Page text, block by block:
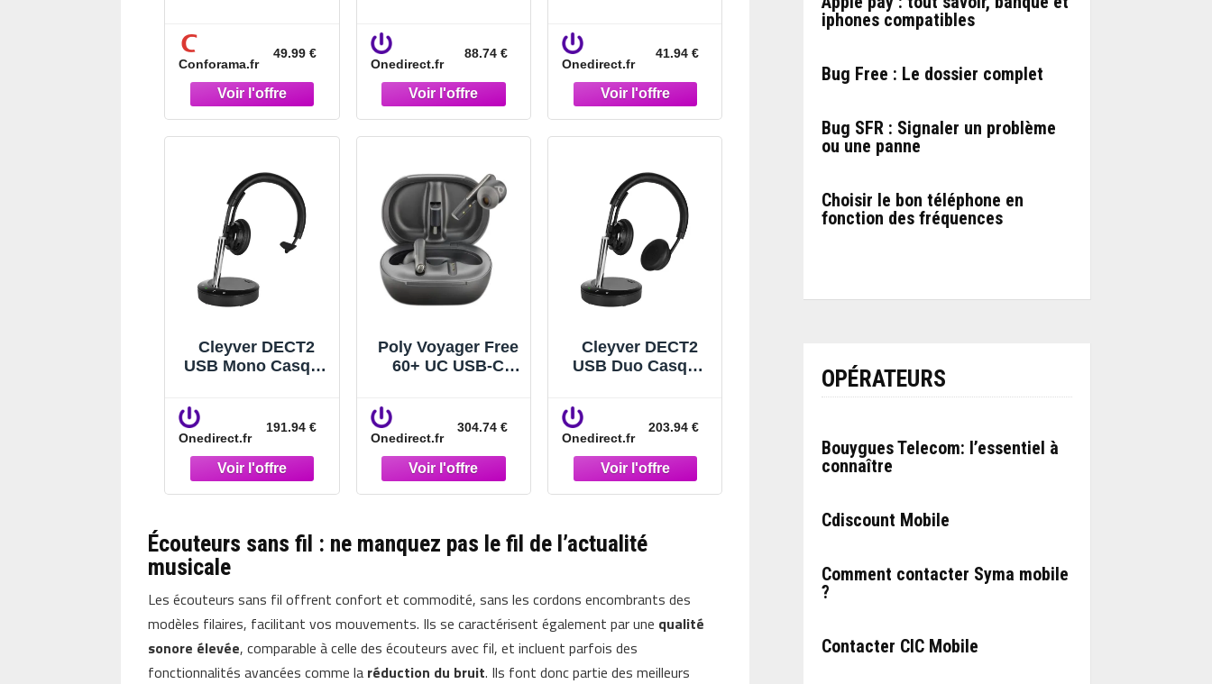
Conforama.fr
49.99 €
avec ANC, triple
microphone ENC
et intégration avec
ThinkPad X9,
parfaits pour
Onedirect.fr
88.74 €
allier liberté et
flexibilité lors de
vos
communications.
Onedirect.fr
41.94 €
Cleyver DECT2
USB Mono Casque
téléphone fixe et
PC
Onedirect.fr
191.94 €
Poly Voyager Free
60+ UC USB-C
génération avec
étui à écran tactile,
conçus pour le
travail et la vie
quotidienne.
Onedirect.fr
304.74 €
Cleyver DECT2
USB Duo Casque
téléphone fixe et
PC
Onedirect.fr
203.94 €
Écouteurs sans fil : ne manquez pas le fil de l’actualité
musicale
Les écouteurs sans fil offrent confort et commodité, sans les cordons encombrants des
modèles filaires, facilitant vos mouvements. Ils se caractérisent également par une qualité
sonore élevée, comparable à celle des écouteurs avec fil, et incluent parfois des
fonctionnalités avancées comme la réduction du bruit. Ils font donc partie des meilleurs
iphones compatibles
Bug Free : Le dossier complet
Bug SFR : Signaler un problème
ou une panne
Choisir le bon téléphone en
fonction des fréquences
OPÉRATEURS
Bouygues Telecom: l’essentiel à
connaître
Cdiscount Mobile
Comment contacter Syma mobile
?
Contacter CIC Mobile